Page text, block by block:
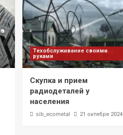
Техобслуживание своими
руками
Скупка и прием
радиодеталей у
населения
sib_ecometal 21 октября 2024